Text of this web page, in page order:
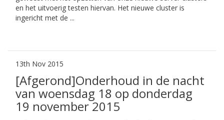
en het uitvoerig testen hiervan. Het nieuwe cluster is
ingericht met de ...
13th Nov 2015
[Afgerond]Onderhoud in de nacht
van woensdag 18 op donderdag
19 november 2015